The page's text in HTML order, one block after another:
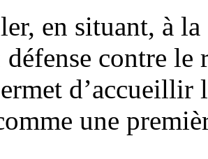
en situant, à la
contre le
d’accueillir
une